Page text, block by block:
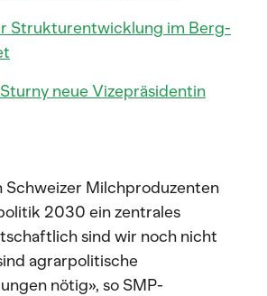
Strukturentwicklung im Berg-
neue Vizepräsidentin
Schweizer Milchproduzenten
2030 ein zentrales
sind wir noch nicht
agrarpolitische
nötig», so SMP-